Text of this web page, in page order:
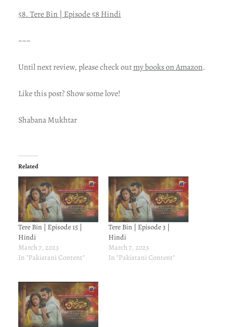
58. Tere Bin | Episode 58 Hindi
~~~
Until next review, please check outmy books on Amazon.
Like this post? Show some love!
Shabana Mukhtar
Related
Tere Bin | Episode 15 |
Hindi
March 7, 2023
In "Pakistani Content"
Tere Bin | Episode 3 |
Hindi
March 7, 2023
In "Pakistani Content"